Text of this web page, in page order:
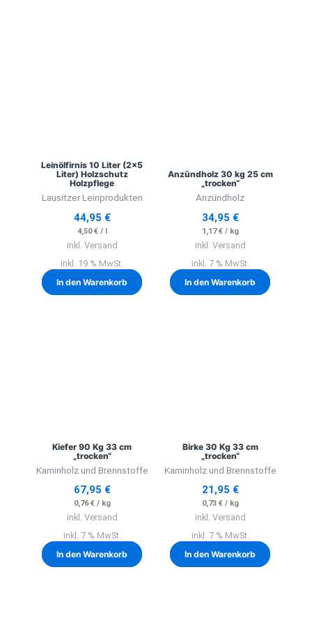
Leinölfirnis 10 Liter (2×5
Liter) Holzschutz
Holzpflege
Lausitzer Leinprodukten
44,95 €
4,50€/ l
inkl. Versand
inkl. 19 % MwSt.
In den Warenkorb
Anzündholz 30 kg 25 cm
„trocken“
Anzündholz
34,95 €
1,17€/ kg
inkl. Versand
inkl. 7 % MwSt.
In den Warenkorb
Kiefer 90 Kg 33 cm
„trocken“
Kaminholz und Brennstoffe
67,95 €
0,76€/ kg
inkl. Versand
inkl. 7 % MwSt.
In den Warenkorb
Birke 30 Kg 33 cm
„trocken“
Kaminholz und Brennstoffe
21,95 €
0,73 €/ kg
inkl. Versand
inkl. 7 % MwSt.
In den Warenkorb